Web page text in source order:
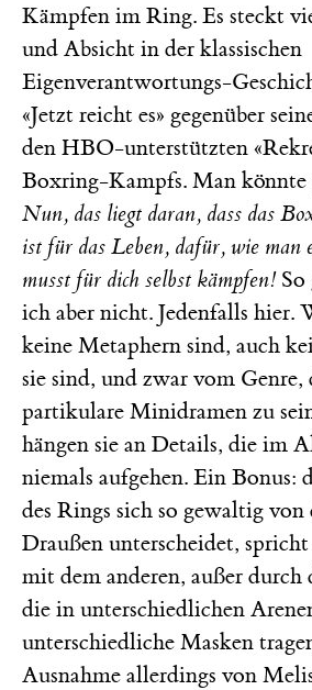
Kämpfen im Ring. Es steckt
und Absicht in der klassischen
Eigenverantwortungs-
«Jetzt reicht es» gegenüber
den HBO-unterstützten
Boxring-Kampfs. Man könnte
Nun, das liegt daran, dass das
ist für das Leben, dafür, wie man
musst für dich selbst kämpfen!
ich aber nicht. Jedenfalls hier.
keine Metaphern sind, auch
sie sind, und zwar vom Genre,
partikulare Minidramen zu
hängen sie an Details, die im
niemals aufgehen. Ein Bonus:
des Rings sich so gewaltig
Draußen unterscheidet,
mit dem anderen, außer durch
die in unterschiedlichen
unterschiedliche Masken
Ausnahme allerdings von